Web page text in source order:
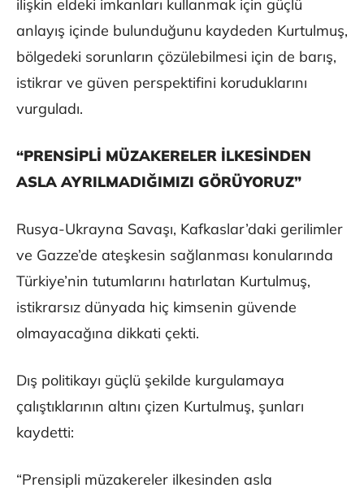
ilişkin eldeki imkanları kullanmak için güçlü
anlayış içinde bulunduğunu kaydeden Kurtulmuş,
bölgedeki sorunların çözülebilmesi için de barış,
istikrar ve güven perspektifini koruduklarını
vurguladı.
“PRENSİPLİ MÜZAKERELER İLKESİNDEN
ASLA AYRILMADIĞIMIZI GÖRÜYORUZ”
Rusya-Ukrayna Savaşı, Kafkaslar’daki gerilimler
ve Gazze’de ateşkesin sağlanması konularında
Türkiye’nin tutumlarını hatırlatan Kurtulmuş,
istikrarsız dünyada hiç kimsenin güvende
olmayacağına dikkati çekti.
Dış politikayı güçlü şekilde kurgulamaya
çalıştıklarının altını çizen Kurtulmuş, şunları
kaydetti:
“Prensipli müzakereler ilkesinden asla